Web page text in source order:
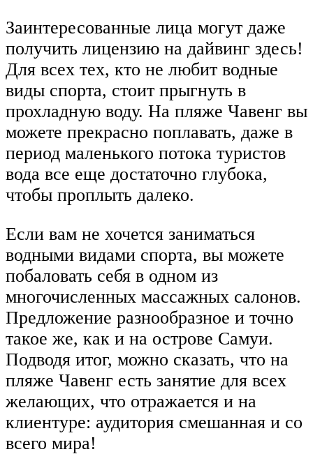
Заинтересованные лица могут даже
получить лицензию на дайвинг здесь!
Для всех тех, кто не любит водные
виды спорта, стоит прыгнуть в
прохладную воду. На пляже Чавенг вы
можете прекрасно поплавать, даже в
период маленького потока туристов
вода все еще достаточно глубока,
чтобы проплыть далеко.
Если вам не хочется заниматься
водными видами спорта, вы можете
побаловать себя в одном из
многочисленных массажных салонов.
Предложение разнообразное и точно
такое же, как и на острове Самуи.
Подводя итог, можно сказать, что на
пляже Чавенг есть занятие для всех
желающих, что отражается и на
клиентуре: аудитория смешанная и со
всего мира!